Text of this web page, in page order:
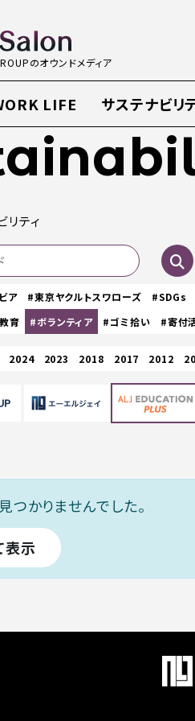
のオウンドメディア
LIFE サステナビリ
リティ
ア #東京ヤクルトスワローズ #SDGs
育 #ボランティア #ゴミ拾い #寄付
2024 2023 2018 2017 2012
かりませんでした。
表示